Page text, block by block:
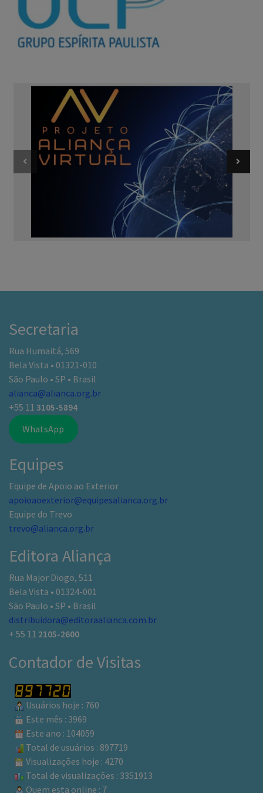
Secretaria
Rua Humaitá, 569
Bela Vista • 01321-010
São Paulo • SP • Brasil
alianca@alianca.org.br
+55 11 3105-5894
WhatsApp
Equipes
Equipe de Apoio ao Exterior
apoioaoexterior@equipesalianca.org.br
Equipe do Trevo
trevo@alianca.org.br
Editora Aliança
Rua Major Diogo, 511
Bela Vista • 01324-001
São Paulo • SP • Brasil
distribuidora@editoraalianca.com.br
+ 55 11 2105-2600
Contador de Visitas
Usuários hoje : 760
Este mês : 3969
Este ano : 104059
Total de usuários : 897719
Visualizações hoje : 4270
Total de visualizações : 3351913
Quem esta online : 7